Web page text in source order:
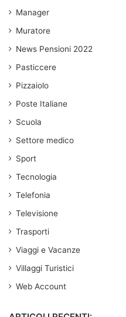
Manager
Muratore
News Pensioni 2022
Pasticcere
Pizzaiolo
Poste Italiane
Scuola
Settore medico
Sport
Tecnologia
Telefonia
Televisione
Trasporti
Viaggi e Vacanze
Villaggi Turistici
Web Account